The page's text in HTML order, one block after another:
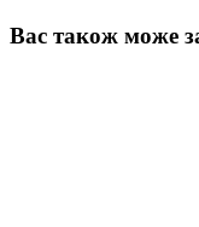
Вас також може